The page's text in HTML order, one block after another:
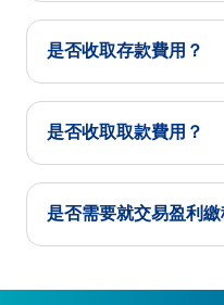
是否收取存款費用？
是否收取取款費用？
是否需要就交易盈利繳